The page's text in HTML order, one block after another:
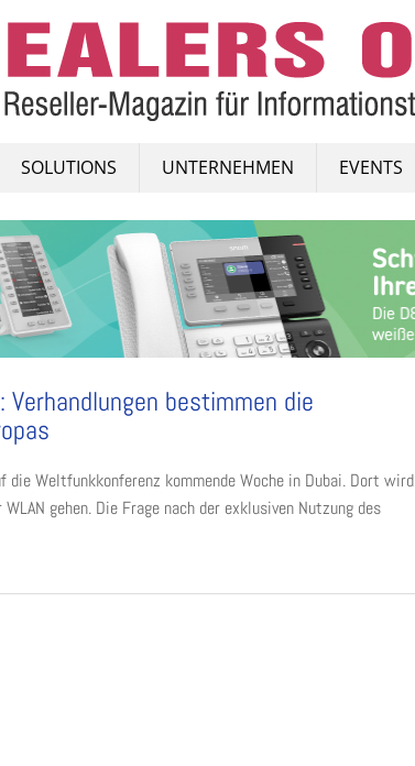
SOLUTIONS UNTERNEHMEN EVENTS
bestimmen die
die Weltfunkkonferenz kommende Woche in Dubai. Dort wird
gehen. Die Frage nach der exklusiven Nutzung des